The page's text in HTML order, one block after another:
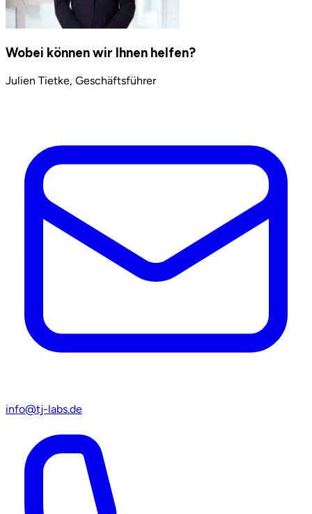
Wobei können wir Ihnen helfen?
Julien Tietke, Geschäftsführer
info@tj-labs.de